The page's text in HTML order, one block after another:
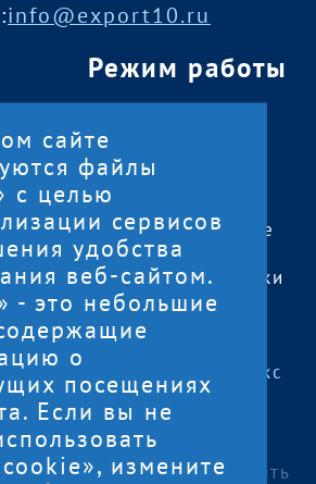
info@export10.ru
11 /
Режим работы
пн — чт:09:00 —
18:00
пт:09:00 — 17:00
обед с 13:00 до
14:00
сб, вс— выходные
экспорта Республики
сайта — «
Артлекс
файлы cookies для
Продолжая использовать
сайте
файлы
с целью
сервисов
удобства
веб-сайтом.
- это небольшие
о
посещениях
Если вы не
измените